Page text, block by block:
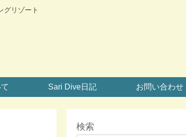
グリゾート
Sari Dive日記 お問い合わせ
検索